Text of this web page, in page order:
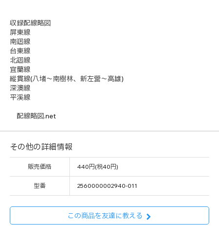
収録配線略図
屏東線
南迴線
台東線
北迴線
宜蘭線
縱貫線(八堵～南樹林、新左營～高雄)
深澳線
平溪線
配線略図.net
その他の詳細情報
販売価格 440円(税40円)
型番 2560000002940-011
この商品を友達に教える